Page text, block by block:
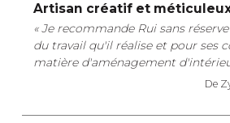
artisan créatif et
« Je recommande Rui sans
du travail qu'il réalise et pour ses
matière d'aménagement
De